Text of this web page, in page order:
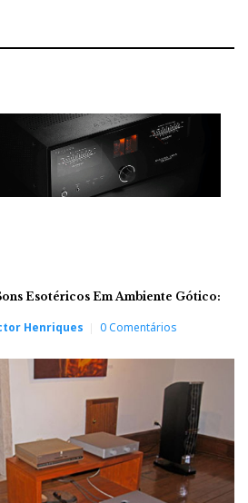
Esotéricos Em Ambiente Gótico:
Henriques 0 Comentários